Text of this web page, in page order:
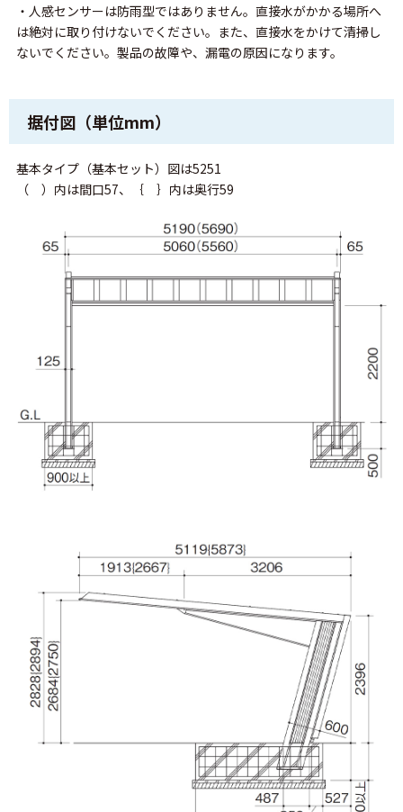
・人感センサーは防雨型ではありません。直接水がかかる場所へ
は絶対に取り付けないでください。また、直接水をかけて清掃し
ないでください。製品の故障や、漏電の原因になります。
据付図（単位mm）
基本タイプ（基本セット）図は5251
（ ）内は間口57、｛ ｝内は奥行59